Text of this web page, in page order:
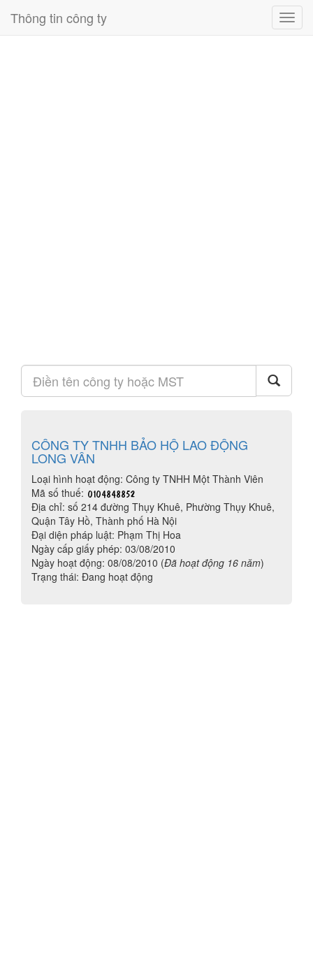
Thông tin công ty
CÔNG TY TNHH BẢO HỘ LAO ĐỘNG
LONG VÂN
Loại hình hoạt động: Công ty TNHH Một Thành Viên
Mã số thuế:
Địa chỉ: số 214 đường Thụy Khuê, Phường Thụy Khuê,
Quận Tây Hồ, Thành phố Hà Nội
Đại diện pháp luật: Phạm Thị Hoa
Ngày cấp giấy phép: 03/08/2010
Ngày hoạt động: 08/08/2010 (Đã hoạt động 16 năm)
Trạng thái: Đang hoạt động